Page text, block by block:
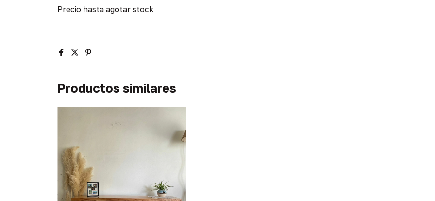
Precio hasta agotar stock
Productos similares